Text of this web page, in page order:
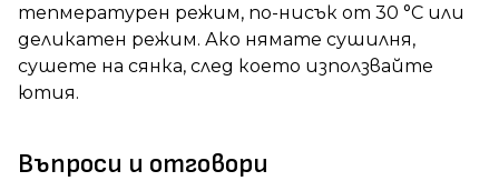
тепмературен режим, по-нисък от 30 °C или
деликатен режим. Ако нямате сушилня,
сушете на сянка, след което използвайте
ютия.
Въпроси и отговори